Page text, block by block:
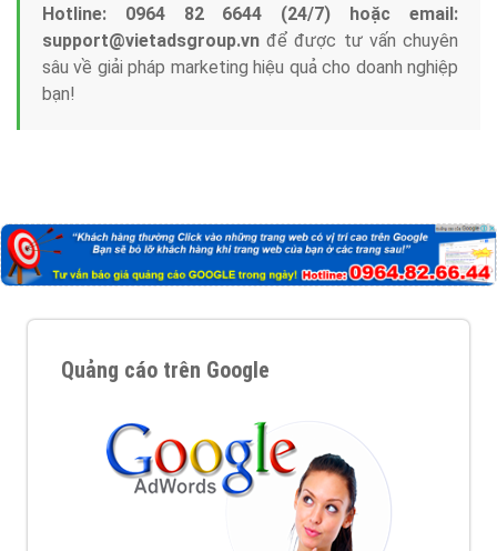
Hotline: 0964 82 6644 (24/7) hoặc email:
support@vietadsgroup.vn để được tư vấn chuyên
sâu về giải pháp marketing hiệu quả cho doanh nghiệp
bạn!
Quảng cáo trên Google